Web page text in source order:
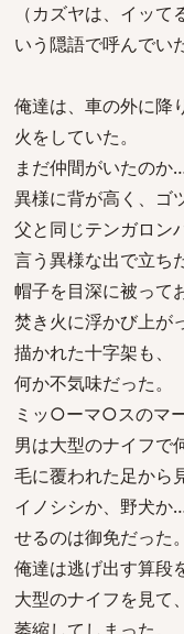
（カズヤは、イッ
いう隠語で呼んでい
俺達は、車の外に降
火をしていた。
まだ仲間がいたのか
異様に背が高く、ゴ
父と同じテンガロン
言う異様な出で立ちだ
帽子を目深に被って
焚き火に浮かび上が
描かれた十字架も、
何か不気味だった。
ミッ○ーマ○スのマ
男は大型のナイフで
毛に覆われた足から
イノシシか、野犬か
せるのは御免だった。
俺達は逃げ出す算段
大型のナイフを見て、